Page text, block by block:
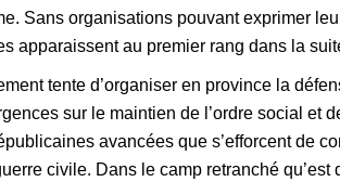
Sans organisations pouvant exprimer
apparaissent au premier rang dans la
tente d’organiser en province la
sur le maintien de l’ordre social et
avancées que s’efforcent de
civile. Dans le camp retranché